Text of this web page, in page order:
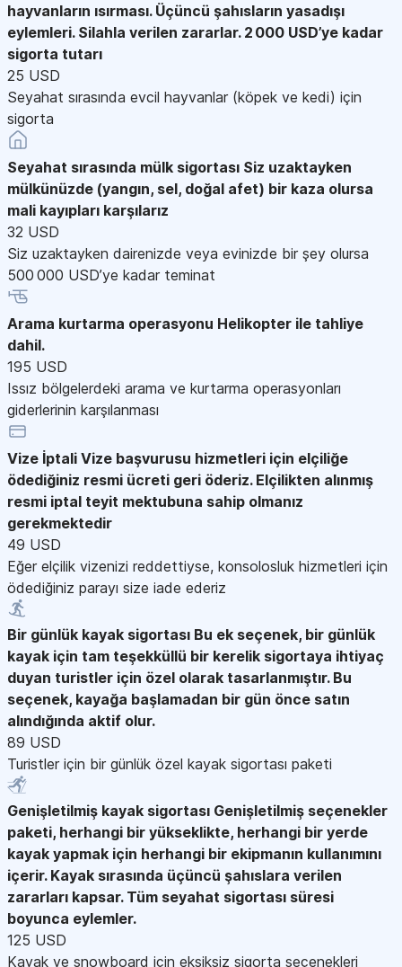
hayvanların ısırması. Üçüncü şahısların yasadışı
eylemleri. Silahla verilen zararlar. 2 000 USD’ye kadar
sigorta tutarı
25 USD
Seyahat sırasında evcil hayvanlar (köpek ve kedi) için
sigorta
Seyahat sırasında mülk sigortası Siz uzaktayken
mülkünüzde (yangın, sel, doğal afet) bir kaza olursa
mali kayıpları karşılarız
32 USD
Siz uzaktayken dairenizde veya evinizde bir şey olursa
500 000 USD’ye kadar teminat
Arama kurtarma operasyonu Helikopter ile tahliye
dahil.
195 USD
Issız bölgelerdeki arama ve kurtarma operasyonları
giderlerinin karşılanması
Vize İptali Vize başvurusu hizmetleri için elçiliğe
ödediğiniz resmi ücreti geri öderiz. Elçilikten alınmış
resmi iptal teyit mektubuna sahip olmanız
gerekmektedir
49 USD
Eğer elçilik vizenizi reddettiyse, konsolosluk hizmetleri için
ödediğiniz parayı size iade ederiz
Bir günlük kayak sigortası Bu ek seçenek, bir günlük
kayak için tam teşekküllü bir kerelik sigortaya ihtiyaç
duyan turistler için özel olarak tasarlanmıştır. Bu
seçenek, kayağa başlamadan bir gün önce satın
alındığında aktif olur.
89 USD
Turistler için bir günlük özel kayak sigortası paketi
Genişletilmiş kayak sigortası Genişletilmiş seçenekler
paketi, herhangi bir yükseklikte, herhangi bir yerde
kayak yapmak için herhangi bir ekipmanın kullanımını
içerir. Kayak sırasında üçüncü şahıslara verilen
zararları kapsar. Tüm seyahat sigortası süresi
boyunca eylemler.
125 USD
Kayak ve snowboard için eksiksiz sigorta seçenekleri